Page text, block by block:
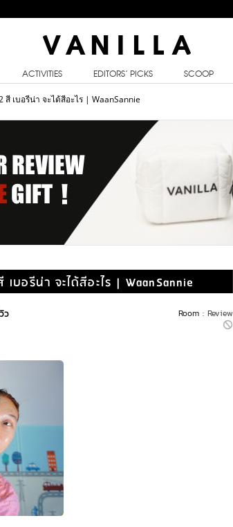
ACTIVITIES EDITORS’ PICKS SCOOP
เบอรีน่า จะได้สีอะไร | WaanSannie
อรีน่า จะได้สีอะไร | WaanSannie
Room : Review
ว